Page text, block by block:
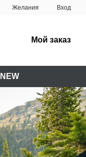
Желания Вход
Мой заказ
NEW